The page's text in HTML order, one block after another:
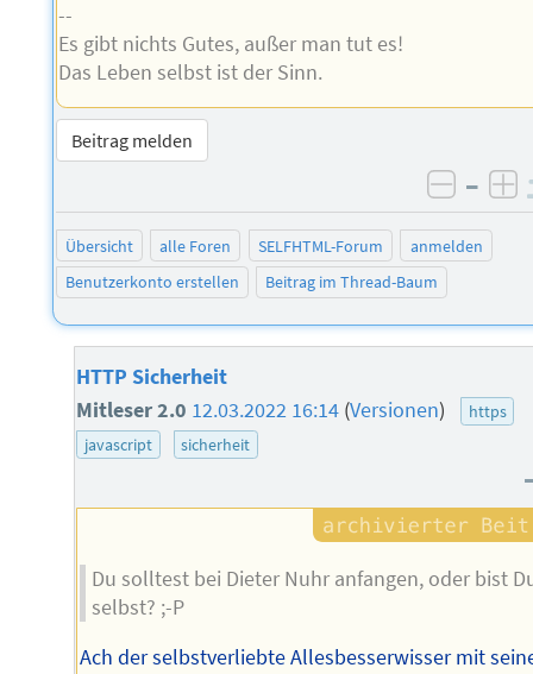
--
Es gibt nichts Gutes, außer man tut es!
Das Leben selbst ist der Sinn.
Beitrag melden
–
Übersicht alle Foren SELFHTML-Forum
anmelden
Benutzerkonto erstellen
Beitrag im Thread-Baum
HTTP Sicherheit
Mitleser 2.0 12.03.2022 16:14 (Versionen)
https
javascript
sicherheit
Du solltest bei Dieter Nuhr anfangen, oder bist
selbst? ;-P
Ach der selbstverliebte Allesbesserwisser mit